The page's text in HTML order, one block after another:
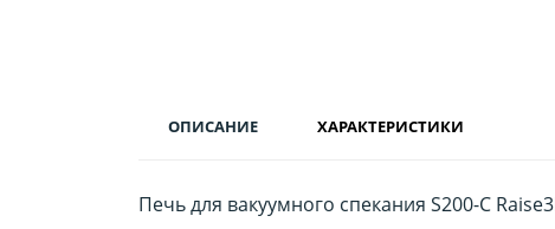
ОПИСАНИЕ ХАРАКТЕРИСТИКИ
Печь для вакуумного спекания S200-C